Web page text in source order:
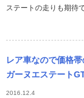
ステートの走りも期待
レア車なので価格
ガーヌエステート
りで車両価格
2016.12.4